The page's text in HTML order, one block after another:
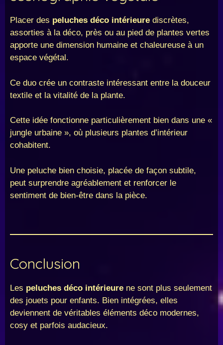
Placer des peluches déco intérieure discrètes,
assorties à la déco, près ou au pied de plantes vertes
apporte une dimension humaine et chaleureuse à un
espace végétal.
Ce duo crée un contraste intéressant entre la douceur
textile et la vitalité de la plante.
Cette idée fonctionne particulièrement bien dans une «
jungle urbaine », où plusieurs plantes d’intérieur
cohabitent.
Une peluche bien choisie, placée de façon subtile,
peut surprendre agréablement et renforcer le
sentiment de bien-être dans la pièce.
Conclusion
Les peluches déco intérieure ne sont plus seulement
des jouets pour enfants. Bien intégrées, elles
deviennent de véritables éléments déco modernes,
cosy et parfois audacieux.